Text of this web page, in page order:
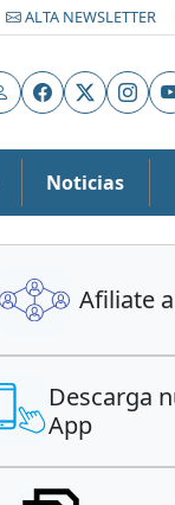
ALTA NEWSLETTER
Facebook
X
Noticias
Afiliate
Descarga
App